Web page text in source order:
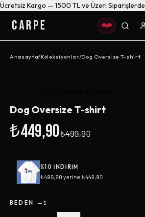
Ücretsiz Kargo — 1500 TL ve Üzeri Siparişlerde
CARPE
Anasayfa/Koleksiyonlar/Dog Oversize T-shirt
Dog Oversize T-shirt
₺449,90₺499,90
%10 INDIRIM
₺499,90 yerine ₺449,90
BEDEN —S